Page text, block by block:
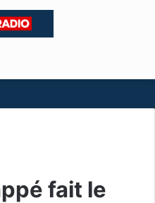
fait le